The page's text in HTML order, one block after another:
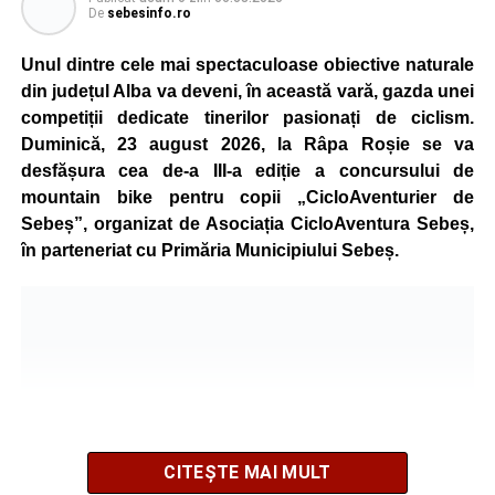
ediție a concursului MTB„Cicloaventurier de Sebeș”
care se va desfășura la Râpa Roșie.
Publicul adult va avea la dispoziție o serie de evenimente
culturale, printre care proiecții cinematografice, întâlniri cu
artiști locali și salonul literar„Armonia artelor”.
Festivalul va cuprinde și o seară dedicată tradițiilor
săsești, precum și un spectacol folcloric organizat în
memoria interpretului Felician Fărcașiu.
Printre momentele de atracție se numără spectacolul de
cariere de succes în țară și în străinătate.
De sebesinfo.ro
Unul dintre cele mai spectaculoase obiective naturale
din județul Alba va deveni, în această vară, gazda unei
competiții dedicate tinerilor pasionați de ciclism.
Duminică, 23 august 2026, la Râpa Roșie se va
desfășura cea de-a III-a ediție a concursului de
mountain bike pentru copii „CicloAventurier de
Sebeș”, organizat de Asociația CicloAventura Sebeș,
în parteneriat cu Primăria Municipiului Sebeș.
CITEȘTE MAI MULT